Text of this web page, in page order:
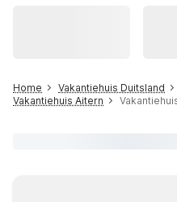
Home Vakantiehuis Duitsland
Vakantiehuis Aitern